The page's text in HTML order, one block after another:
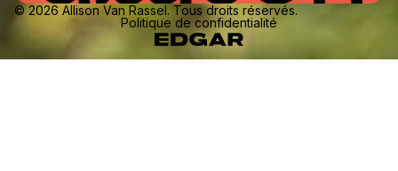
© 2026 Allison Van Rassel. Tous droits réservés.
Politique de confidentialité